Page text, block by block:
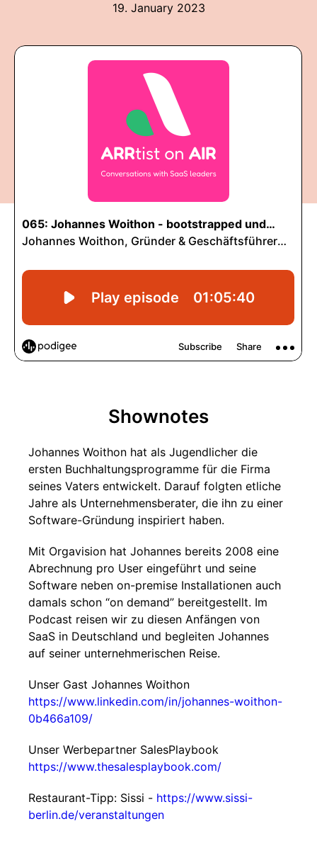
19. January 2023
Shownotes
Johannes Woithon hat als Jugendlicher die
ersten Buchhaltungsprogramme für die Firma
seines Vaters entwickelt. Darauf folgten etliche
Jahre als Unternehmensberater, die ihn zu einer
Software-Gründung inspiriert haben.
Mit Orgavision hat Johannes bereits 2008 eine
Abrechnung pro User eingeführt und seine
Software neben on-premise Installationen auch
damals schon “on demand” bereitgestellt. Im
Podcast reisen wir zu diesen Anfängen von
SaaS in Deutschland und begleiten Johannes
auf seiner unternehmerischen Reise.
Unser Gast Johannes Woithon
https://www.linkedin.com/in/johannes-woithon-
0b466a109/
Unser Werbepartner SalesPlaybook
https://www.thesalesplaybook.com/
Restaurant-Tipp: Sissi - https://www.sissi-
berlin.de/veranstaltungen